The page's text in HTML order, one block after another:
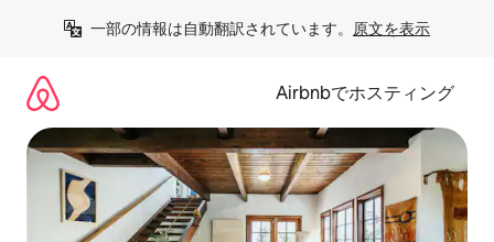
一部の情報は自動翻訳されています。 原文を表示
Airbnbでホスティング